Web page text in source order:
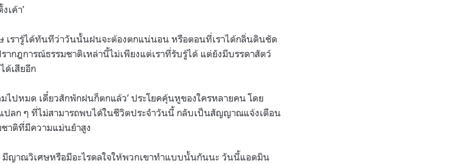
เค้า’
เรารู้ได้ทันทีว่าวันนั้นฝนจะต้องตกแน่นอน หรือตอนที่เราได้กลิ่นดินชัด
กฎการณ์ธรรมชาติเหล่านี้ไม่เพียงแต่เราที่รับรู้ได้ แต่ยังมีบรรดาสัตว์
ด้เสียอีก
ปหมด เดี๋ยวสักพักฝนก็ตกแล้ว’ ประโยคคุ้นหูของใครหลายคน โดย
ปลก ๆ ที่ไม่สามารถพบได้ในชีวิตประจำวันนี้ กลับเป็นสัญญาณแจ้งเตือน
าติที่มีความแม่นยำสูง
มีญาณวิเศษหรือมีอะไรดลใจให้พวกเขาทำแบบนั้นกันนะ วันนี้แอดมิน